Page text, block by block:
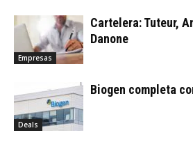
Empresas
Cartelera: Tuteur,
Danone
Deals
Biogen completa